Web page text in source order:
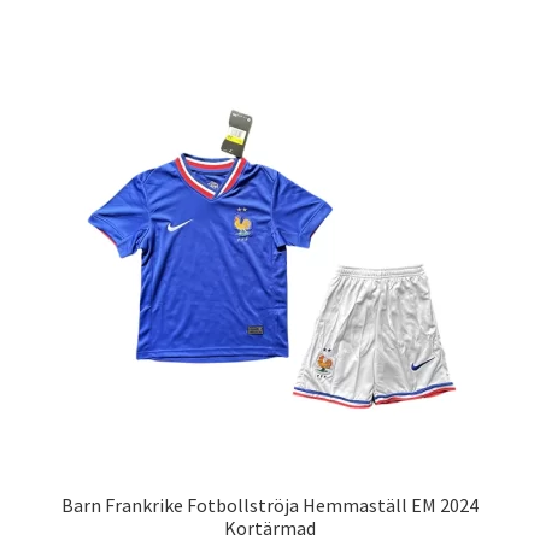
på
produktsidan
Barn Frankrike Fotbollströja Hemmaställ EM 2024
Kortärmad